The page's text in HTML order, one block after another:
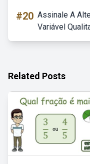
#20 Assinale A
Variável
Related Posts